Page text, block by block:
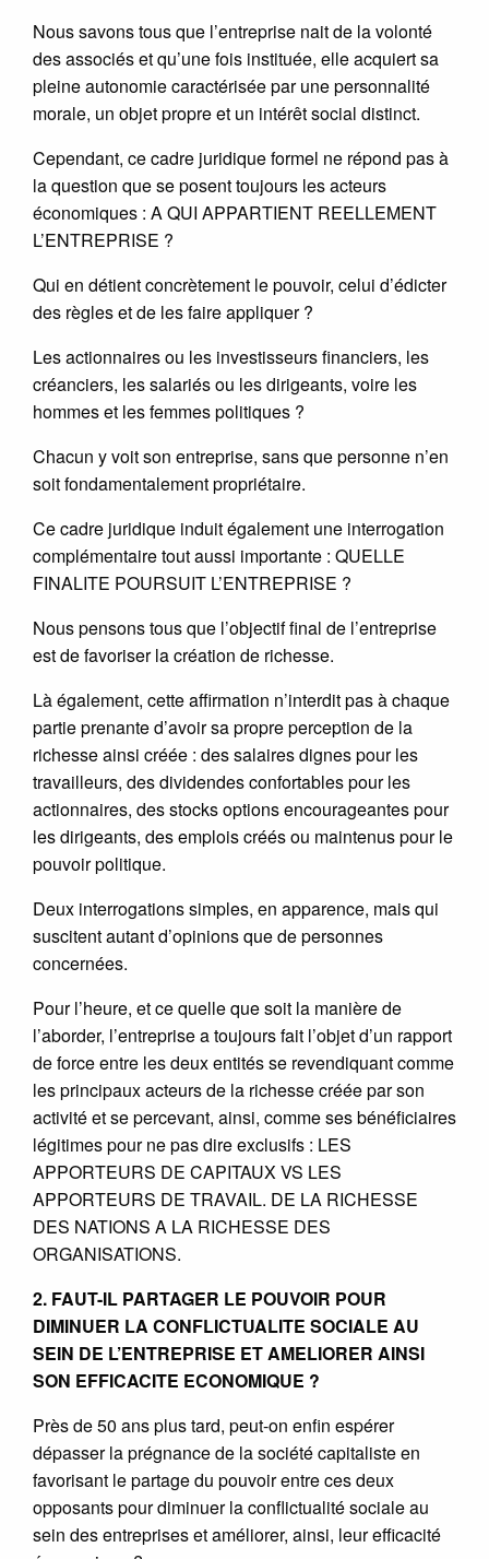
Nous savons tous que l’entreprise nait de la volonté
des associés et qu’une fois instituée, elle acquiert sa
pleine autonomie caractérisée par une personnalité
morale, un objet propre et un intérêt social distinct.
Cependant, ce cadre juridique formel ne répond pas à
la question que se posent toujours les acteurs
économiques : A QUI APPARTIENT REELLEMENT
L’ENTREPRISE ?
Qui en détient concrètement le pouvoir, celui d’édicter
des règles et de les faire appliquer ?
Les actionnaires ou les investisseurs financiers, les
créanciers, les salariés ou les dirigeants, voire les
hommes et les femmes politiques ?
Chacun y voit son entreprise, sans que personne n’en
soit fondamentalement propriétaire.
Ce cadre juridique induit également une interrogation
complémentaire tout aussi importante : QUELLE
FINALITE POURSUIT L’ENTREPRISE ?
Nous pensons tous que l’objectif final de l’entreprise
est de favoriser la création de richesse.
Là également, cette affirmation n’interdit pas à chaque
partie prenante d’avoir sa propre perception de la
richesse ainsi créée : des salaires dignes pour les
travailleurs, des dividendes confortables pour les
actionnaires, des stocks options encourageantes pour
les dirigeants, des emplois créés ou maintenus pour le
pouvoir politique.
Deux interrogations simples, en apparence, mais qui
suscitent autant d’opinions que de personnes
concernées.
Pour l’heure, et ce quelle que soit la manière de
l’aborder, l’entreprise a toujours fait l’objet d’un rapport
de force entre les deux entités se revendiquant comme
les principaux acteurs de la richesse créée par son
activité et se percevant, ainsi, comme ses bénéficiaires
légitimes pour ne pas dire exclusifs : LES
APPORTEURS DE CAPITAUX VS LES
APPORTEURS DE TRAVAIL. DE LA RICHESSE
DES NATIONS A LA RICHESSE DES
ORGANISATIONS.
2. FAUT-IL PARTAGER LE POUVOIR POUR
DIMINUER LA CONFLICTUALITE SOCIALE AU
SEIN DE L’ENTREPRISE ET AMELIORER AINSI
SON EFFICACITE ECONOMIQUE ?
Près de 50 ans plus tard, peut-on enfin espérer
dépasser la prégnance de la société capitaliste en
favorisant le partage du pouvoir entre ces deux
opposants pour diminuer la conflictualité sociale au
sein des entreprises et améliorer, ainsi, leur efficacité